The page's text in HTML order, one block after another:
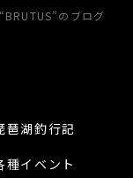
のブログ
琶湖釣行記
種イベント